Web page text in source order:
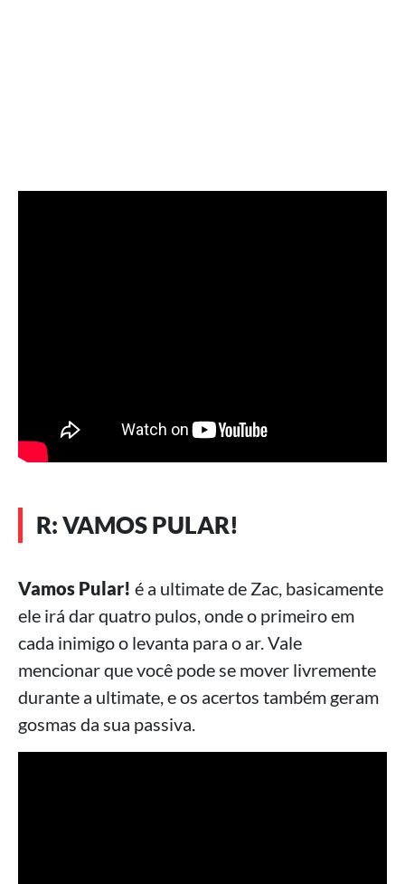
R: VAMOS PULAR!
Vamos Pular! é a ultimate de Zac, basicamente
ele irá dar quatro pulos, onde o primeiro em
cada inimigo o levanta para o ar. Vale
mencionar que você pode se mover livremente
durante a ultimate, e os acertos também geram
gosmas da sua passiva.